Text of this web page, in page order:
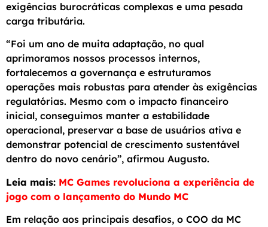
exigências burocráticas complexas e uma pesada
carga tributária.
“Foi um ano de muita adaptação, no qual
aprimoramos nossos processos internos,
fortalecemos a governança e estruturamos
operações mais robustas para atender às exigências
regulatórias. Mesmo com o impacto financeiro
inicial, conseguimos manter a estabilidade
operacional, preservar a base de usuários ativa e
demonstrar potencial de crescimento sustentável
dentro do novo cenário”, afirmou Augusto.
Leia mais: MC Games revoluciona a experiência de
jogo com o lançamento do Mundo MC
Em relação aos principais desafios, o COO da MC